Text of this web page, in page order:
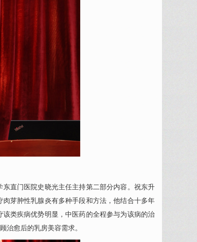
直门医院史晓光主任主持第二部分内容。 祝东升
芽肿性乳腺炎有多种手段和方法，他结合十多年
该类疾病优势明显，中医药的全程参与为该病的治
治愈后的乳房美容需求。